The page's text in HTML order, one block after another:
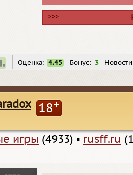
>>>
Оценка: 4.45 Бонус: 3
18+
игры (4933) ▪ rusff.ru